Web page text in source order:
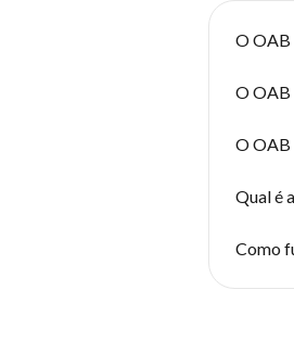
O OAB
O OAB
O OAB
Qual é
Como